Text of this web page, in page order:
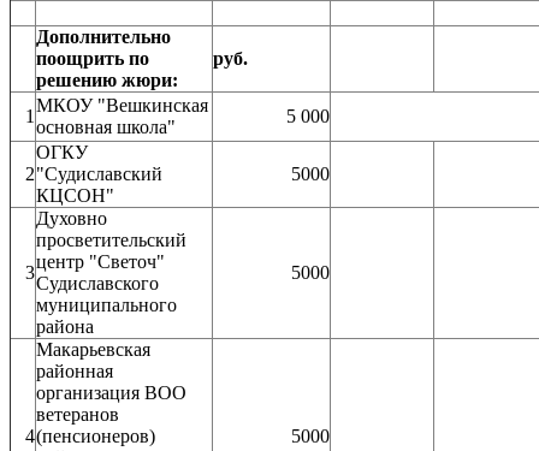
Дополнительно
поощрить по
решению жюри:
руб.
1
МКОУ "Вешкинская
основная школа"
5 000
2
ОГКУ
"Судиславский
КЦСОН"
5000
3
Духовно
просветительский
центр "Светоч"
Судиславского
муниципального
района
5000
4
Макарьевская
районная
организация ВОО
ветеранов
(пенсионеров)
5000